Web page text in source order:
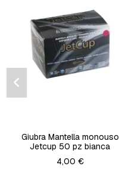
Giubra Mantella monouso
Jetcup 50 pz bianca
4,00 €